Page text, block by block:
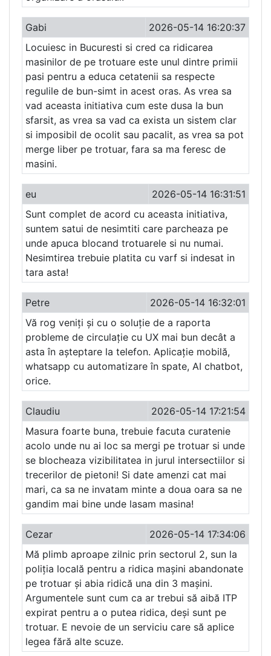
Gabi
2026-05-14 16:20:37
Locuiesc in Bucuresti si cred ca ridicarea
masinilor de pe trotuare este unul dintre primii
pasi pentru a educa cetatenii sa respecte
regulile de bun-simt in acest oras. As vrea sa
vad aceasta initiativa cum este dusa la bun
sfarsit, as vrea sa vad ca exista un sistem clar
si imposibil de ocolit sau pacalit, as vrea sa pot
merge liber pe trotuar, fara sa ma feresc de
masini.
eu
2026-05-14 16:31:51
Sunt complet de acord cu aceasta initiativa,
suntem satui de nesimtiti care parcheaza pe
unde apuca blocand trotuarele si nu numai.
Nesimtirea trebuie platita cu varf si indesat in
tara asta!
Petre
2026-05-14 16:32:01
Vă rog veniți și cu o soluție de a raporta
probleme de circulație cu UX mai bun decât a
asta în așteptare la telefon. Aplicație mobilă,
whatsapp cu automatizare în spate, AI chatbot,
orice.
Claudiu
2026-05-14 17:21:54
Masura foarte buna, trebuie facuta curatenie
acolo unde nu ai loc sa mergi pe trotuar si unde
se blocheaza vizibilitatea in jurul intersectiilor si
trecerilor de pietoni! Si date amenzi cat mai
mari, ca sa ne invatam minte a doua oara sa ne
gandim mai bine unde lasam masina!
Cezar
2026-05-14 17:34:06
Mă plimb aproape zilnic prin sectorul 2, sun la
poliția locală pentru a ridica mașini abandonate
pe trotuar și abia ridică una din 3 mașini.
Argumentele sunt cum ca ar trebui să aibă ITP
expirat pentru a o putea ridica, deși sunt pe
trotuar. E nevoie de un serviciu care să aplice
legea fără alte scuze.